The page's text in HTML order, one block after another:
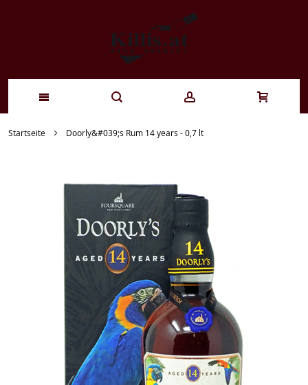
Zum
Startseite Doorly&#039;s Rum 14 years - 0,7 lt